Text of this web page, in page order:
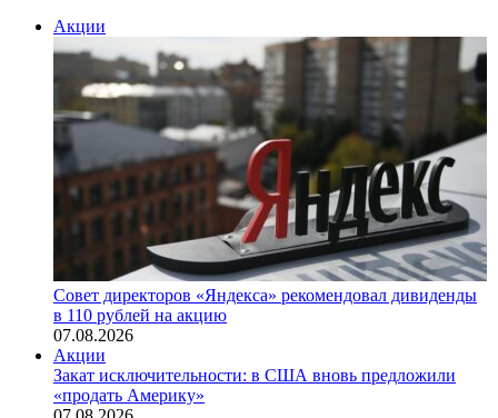
Акции
Совет директоров «Яндекса» рекомендовал дивиденды
в 110 рублей на акцию
07.08.2026
Акции
Закат исключительности: в США вновь предложили
«продать Америку»